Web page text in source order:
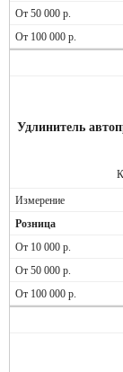
Удлинитель